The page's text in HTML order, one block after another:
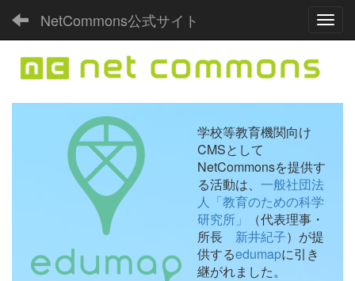
NetCommons公式サイト
学校等教育機関向け
CMSとして
NetCommonsを提供す
る活動は、 一般社団法
人「教育のための科学
研究所」
（代表理事・
所長 新井紀子）が提
供するedumapに引き
継がれました。